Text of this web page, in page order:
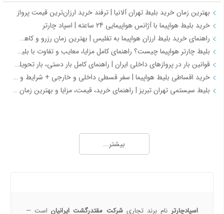
بهترین زمان خرید بلیط تهران آلانیا | ترفند خرید ارزان‌ترین قیمت پرواز
خرید بلیط هواپیما با آژانس هواپیمایی 24 ساعته | اسپاد چارتر
راهنمای خرید بلیط ارزان هواپیما به تفلیس | بهترین زمان رزرو و کاهش هزینه سفر
بلیط چارتر هواپیما چیست؟ راهنمای کامل مزایا، معایب و تفاوت با بلیط سیستمی
قوانین بار در پروازهای داخلی ایران | راهنمای کامل بار دستی، بار تحویلی و مقررات حمل بار
خرید اقساطی بلیط هواپیما | سفر قسطی داخلی و خارجی + شرایط و مدارک | اسپادچارتر
بلیط سیستمی تهران تبریز | راهنمای خرید، قیمت، مزایا و بهترین زمان رزرو
بیشتر...
اسپادچارتر نام برند تجاریشرکت مقتدرگشت ایرانیاناست —